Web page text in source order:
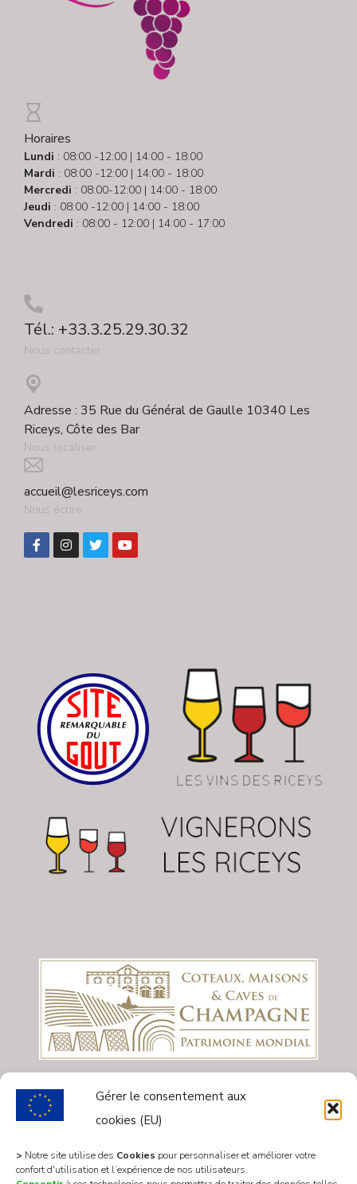
Gérer le consentement aux
cookies (EU)
> Notre site utilise des Cookies pour personnaliser et améliorer votre
confort d'utilisation et l’expérience de nos utilisateurs.
Horaires
Lundi : 08:00 -12:00 | 14:00 - 18:00
Mardi : 08:00 -12:00 | 14:00 - 18:00
Mercredi : 08:00-12:00 | 14:00 - 18:00
Jeudi : 08:00 -12:00 | 14:00 - 18:00
Vendredi : 08:00 - 12:00 | 14:00 - 17:00
Tél.: +33.3.25.29.30.32
Nous contacter ...
Adresse : 35 Rue du Général de Gaulle 10340 Les
Riceys, Côte des Bar
Nous localiser ...
accueil@lesriceys.com
Nous écrire ...